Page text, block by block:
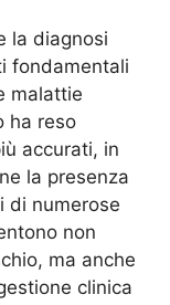
la diagnosi
fondamentali
malattie
ha reso
accurati, in
la presenza
di numerose
non
ma anche
clinica